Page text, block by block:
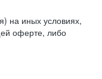
на иных условиях,
оферте, либо